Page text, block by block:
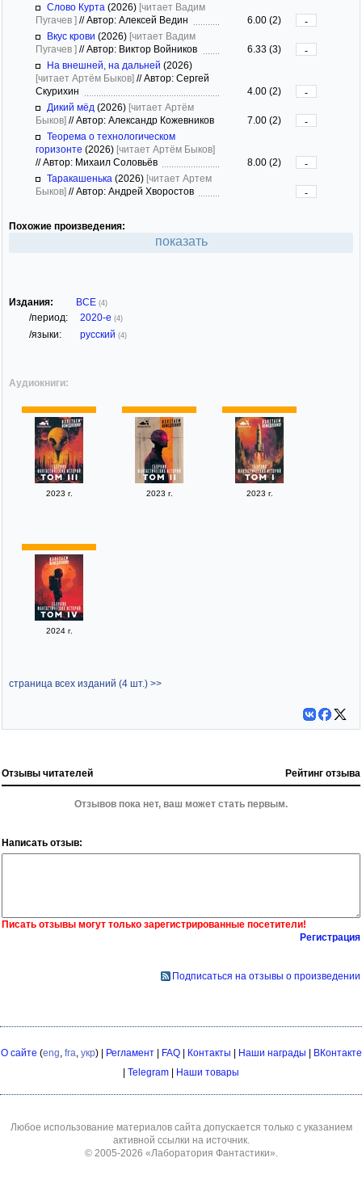
Слово Курта (2026) [читает Вадим
Пугачев ] //Автор: Алексей Ведин 6.00 (2)
-
Вкус крови (2026) [читает Вадим
Пугачев ] //Автор: Виктор Войников 6.33 (3)
-
На внешней, на дальней (2026)
[читает Артём Быков] //Автор: Сергей
Скурихин
4.00 (2)
-
Дикий мёд (2026) [читает Артём
Быков] //Автор: Александр Кожевников 7.00 (2)
-
Теорема о технологическом
горизонте (2026) [читает Артём Быков]
//Автор: Михаил Соловьёв 8.00 (2)
-
Таракашенька (2026) [читает Артем
Быков] //Автор: Андрей Хворостов -
Похожие произведения:
показать
Издания: ВСЕ (4)
/период: 2020-е (4)
/языки: русский (4)
Аудиокниги:
2023 г. 2023 г. 2023 г.
2024 г.
страница всех изданий (4 шт.) >>
Отзывы читателей Рейтинг отзыва
Отзывов пока нет, ваш может стать первым.
Написать отзыв:
Писать отзывы могут только зарегистрированные посетители!
Регистрация
Подписаться на отзывы о произведении
О сайте (eng, fra, укр) | Регламент| FAQ| Контакты Наши награды
ВКонтакте
Telegram Наши товары
Любое использование материалов сайта допускается только с указанием
активной ссылки на источник.
© 2005-2026 «Лаборатория Фантастики».